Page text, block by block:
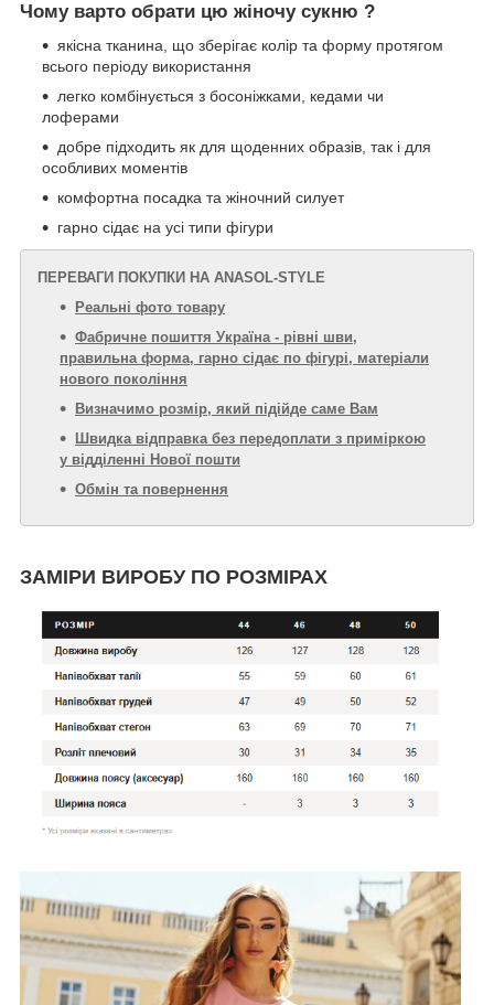
Чому варто обрати цю жіночу сукню ?
якісна тканина, що зберігає колір та форму протягом
всього періоду використання
легко комбінується з босоніжками, кедами чи
лоферами
добре підходить як для щоденних образів, так і для
особливих моментів
комфортна посадка та жіночний силует
гарно сідає на усі типи фігури
ПЕРЕВАГИ ПОКУПКИ НА ANASOL-STYLE
Реальні фото товару
Фабричне пошиття Україна - рівні шви,
правильна форма, гарно сідає по фігурі, матеріали
нового покоління
Визначимо розмір, який підійде саме Вам
Швидка відправка без передоплати з приміркою
у відділенні Нової пошти
Обмін та повернення
ЗАМІРИ ВИРОБУ ПО РОЗМІРАХ